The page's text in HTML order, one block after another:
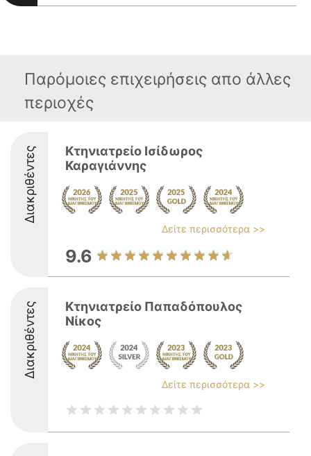
Παρόμοιες επιχειρήσεις απο άλλες
περιοχές
Διακριθέντες
Κτηνιατρείο Ισίδωρος
Καραγιάννης
Δείτε περισσότερα >>
9.6
Διακριθέντες
Κτηνιατρείο Παπαδόπουλος
Νίκος
Δείτε περισσότερα >>